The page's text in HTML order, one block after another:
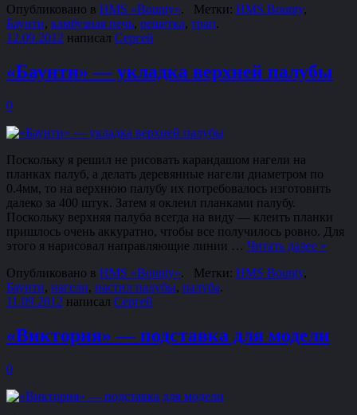
Опубликовано в HMS «Bounty». Метки: HMS Bounty,
Баунти, камбузная печь, решетка, трап.
12.09.2012 написал Сергей
«Баунти» — укладка верхней палубы
0
Поскольку я решил не рисовать карандашом нагели на
планках палуб, а делать деревянные нагели диаметром по
0.4мм, то на верхнюю палубу их потребовалось изготовить
далеко за 400 штук. Затем я оклеил планками палубу.
Поскольку верхняя палуба всегда на виду — клеить планки
пришлось очень аккуратно, чтобы все получилось ровно. Для
этого я нарисовал направляющие линии … Читать далее »
Опубликовано в HMS «Bounty». Метки: HMS Bounty,
Баунти, нагели, настил палубы, палуба.
11.09.2012 написал Сергей
«Виктория» — подставка для модели
0